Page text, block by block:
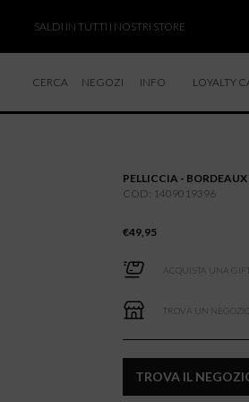
SALDI IN TUTTI I NOSTRI STORE
CERCA NEGOZI INFO
RESI E RIMBORSI
LOYALTY
PELLICCIA - BORDEAUX
COD: 1409019396
€49,95
ACQUISTA UNA
TROVA UN
TROVA IL